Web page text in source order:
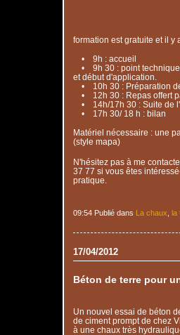
formation est gratuite et il y
• 9h : accueil
• 9h 30 : point technique
et début d'application.
• 10h 30 : Préparation
• 12h 30 : Repas offert
• 14h/17h 30 : Suite de
• 17h 30/ 18 h : bilan
Matériel nécessaire : une
(style mapa)
N'hésitez pas à me
37 77 si vous êtes
pratique.
09:54 Publié dans La chaux la
17/04/2012
Béton de terre pour
Un nouvel essai de béton
de ciment prompt de chez
à une chaux très